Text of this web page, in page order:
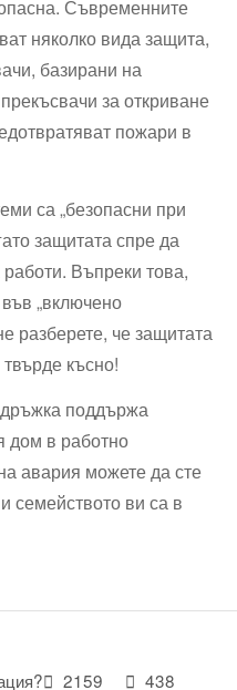
Съвременните
няколко вида защита,
базирани на
за откриване
пожари в
са „безопасни при
защитата спре да
Въпреки това,
„включено
разберете, че защитата
късно!
поддържа
дом в работно
авария можете да сте
семейството ви са в
2159 438